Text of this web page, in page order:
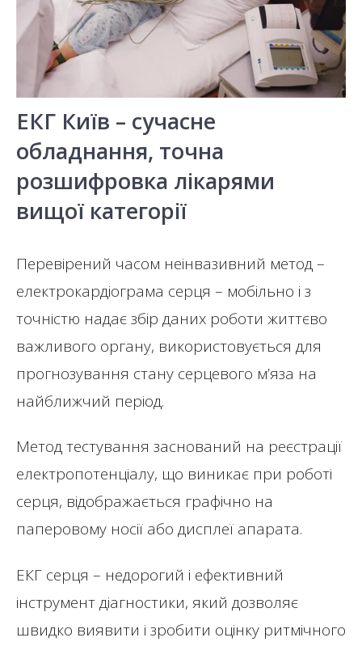
ЕКГ Київ – сучасне
обладнання, точна
розшифровка лікарями
вищої категорії
Перевірений часом неінвазивний метод –
електрокардіограма серця – мобільно і з
точністю надає збір даних роботи життєво
важливого органу, використовується для
прогнозування стану серцевого м’яза на
найближчий період.
Метод тестування заснований на реєстрації
електропотенціалу, що виникає при роботі
серця, відображається графічно на
паперовому носії або дисплеї апарата.
ЕКГ серця – недорогий і ефективний
інструмент діагностики, який дозволяє
швидко виявити і зробити оцінку ритмічного